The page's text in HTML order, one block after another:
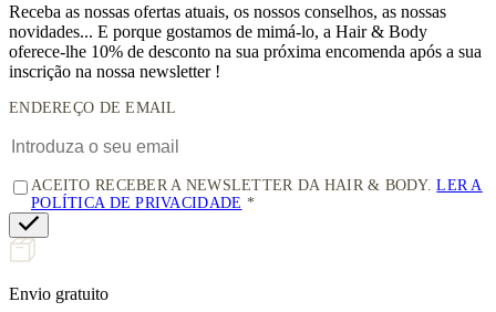
Receba as nossas ofertas atuais, os nossos conselhos, as nossas
novidades... E porque gostamos de mimá-lo, a Hair & Body
oferece-lhe 10% de desconto na sua próxima encomenda após a sua
inscrição na nossa newsletter !
ENDEREÇO DE EMAIL
ACEITO RECEBER A NEWSLETTER DA HAIR & BODY.LER A
POLÍTICA DE PRIVACIDADE
Envio gratuito